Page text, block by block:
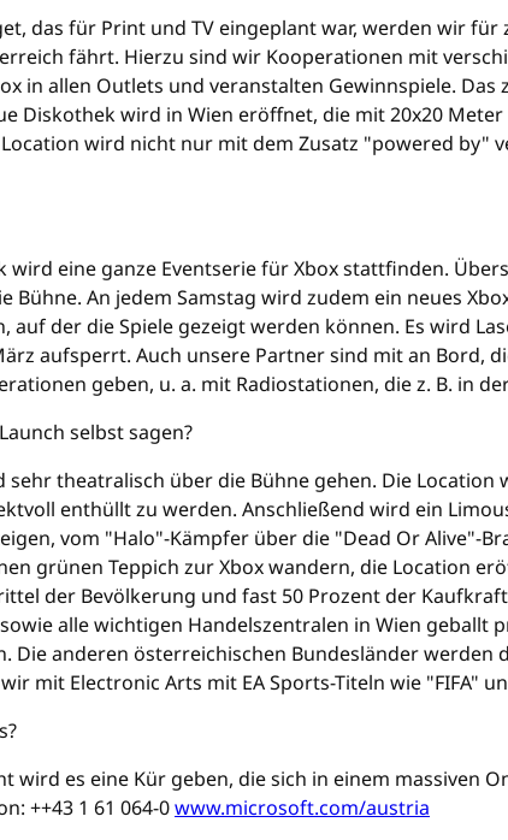
das für Print und TV eingeplant war, werden wir
fährt. Hierzu sind wir Kooperationen mit
in allen Outlets und veranstalten Gewinnspiele.
Diskothek wird in Wien eröffnet, die mit 20x20
wird nicht nur mit dem Zusatz "powered by"
eine ganze Eventserie für Xbox stattfinden.
Bühne. An jedem Samstag wird zudem ein neues
auf der die Spiele gezeigt werden können. Es wird
aufsperrt. Auch unsere Partner sind mit an Bord,
geben, u. a. mit Radiostationen, die z. B. in
selbst sagen?
sehr theatralisch über die Bühne gehen. Die
enthüllt zu werden. Anschließend wird ein
vom "Halo"-Kämpfer über die "Dead Or Alive"-
grünen Teppich zur Xbox wandern, die Location
der Bevölkerung und fast 50 Prozent der
alle wichtigen Handelszentralen in Wien geballt
Die anderen österreichischen Bundesländer
mit Electronic Arts mit EA Sports-Titeln wie "FIFA"
wird es eine Kür geben, die sich in einem massiven
++43 1 61 064-0www.microsoft.com/austria